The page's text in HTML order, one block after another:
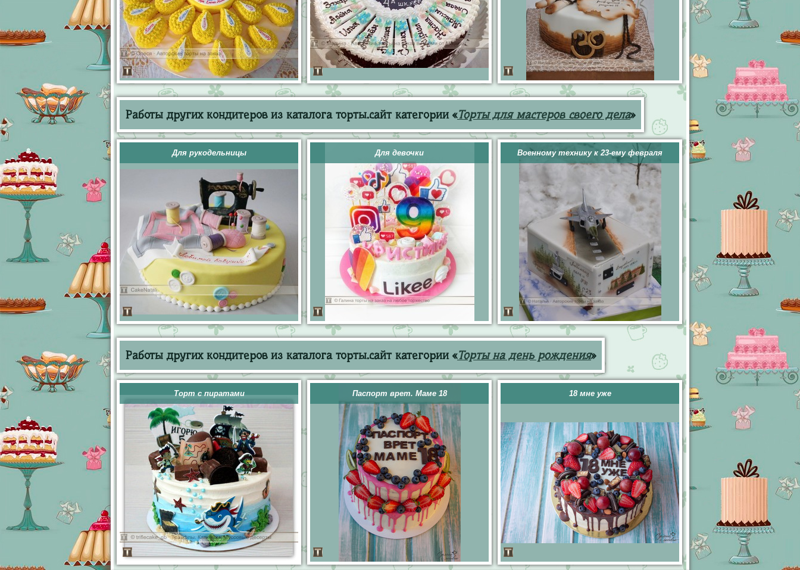
Работы других кондитеров из каталога торты.сайт категории «Торты для мастеров своего дела»
Для рукодельницы Для девочки Военному технику к 23-ему февраля
Работы других кондитеров из каталога торты.сайт категории «Торты на день рождения»
Торт с пиратами Паспорт врет. Маме 18 18 мне уже